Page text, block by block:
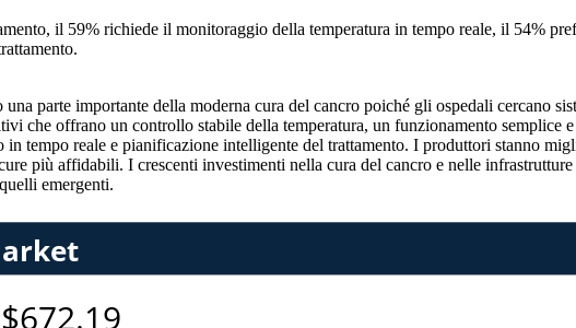
il 59% richiede il monitoraggio della temperatura in tempo reale, il 54%
parte importante della moderna cura del cancro poiché gli ospedali cercano
che offrano un controllo stabile della temperatura, un funzionamento semplice
tempo reale e pianificazione intelligente del trattamento. I produttori stanno
più affidabili. I crescenti investimenti nella cura del cancro e nelle infrastrutture
emergenti.